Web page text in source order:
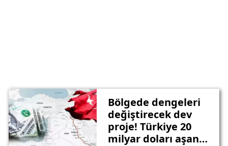
Bölgede dengeleri
değiştirecek dev
proje! Türkiye 20
milyar doları aşan